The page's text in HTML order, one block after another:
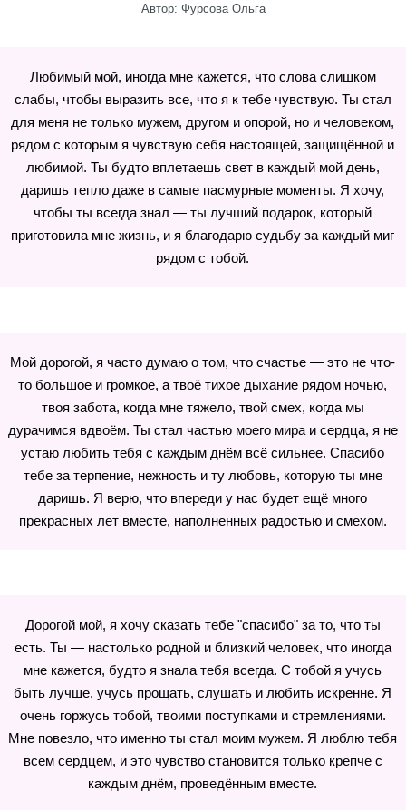
Автор: Фурсова Ольга
Любимый мой, иногда мне кажется, что слова слишком
слабы, чтобы выразить все, что я к тебе чувствую. Ты стал
для меня не только мужем, другом и опорой, но и человеком,
рядом с которым я чувствую себя настоящей, защищённой и
любимой. Ты будто вплетаешь свет в каждый мой день,
даришь тепло даже в самые пасмурные моменты. Я хочу,
чтобы ты всегда знал — ты лучший подарок, который
приготовила мне жизнь, и я благодарю судьбу за каждый миг
рядом с тобой.
Мой дорогой, я часто думаю о том, что счастье — это не что-
то большое и громкое, а твоё тихое дыхание рядом ночью,
твоя забота, когда мне тяжело, твой смех, когда мы
дурачимся вдвоём. Ты стал частью моего мира и сердца, я не
устаю любить тебя с каждым днём всё сильнее. Спасибо
тебе за терпение, нежность и ту любовь, которую ты мне
даришь. Я верю, что впереди у нас будет ещё много
прекрасных лет вместе, наполненных радостью и смехом.
Дорогой мой, я хочу сказать тебе "спасибо" за то, что ты
есть. Ты — настолько родной и близкий человек, что иногда
мне кажется, будто я знала тебя всегда. С тобой я учусь
быть лучше, учусь прощать, слушать и любить искренне. Я
очень горжусь тобой, твоими поступками и стремлениями.
Мне повезло, что именно ты стал моим мужем. Я люблю тебя
всем сердцем, и это чувство становится только крепче с
каждым днём, проведённым вместе.